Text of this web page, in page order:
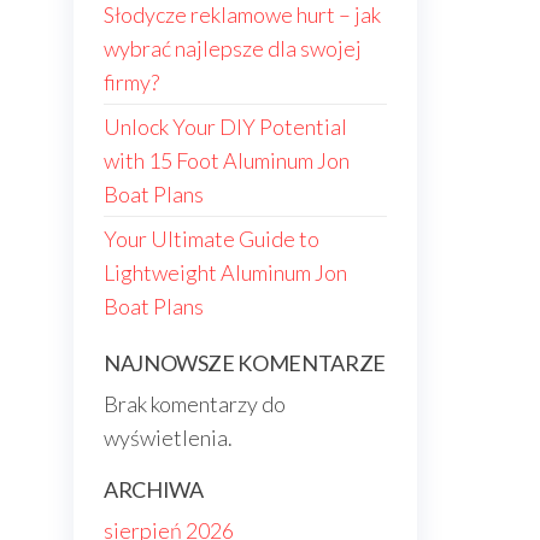
Słodycze reklamowe hurt – jak
wybrać najlepsze dla swojej
firmy?
Unlock Your DIY Potential
with 15 Foot Aluminum Jon
Boat Plans
Your Ultimate Guide to
Lightweight Aluminum Jon
Boat Plans
NAJNOWSZE KOMENTARZE
Brak komentarzy do
wyświetlenia.
ARCHIWA
sierpień 2026